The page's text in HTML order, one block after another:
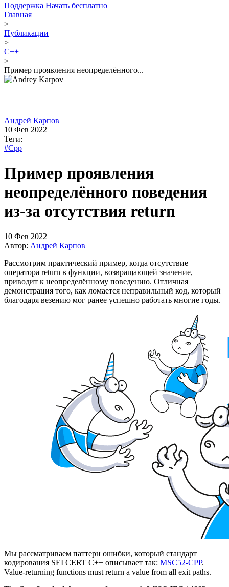
Поддержка Начать бесплатно
Главная
>
Публикации
>
C++
>
Пример проявления неопределённого...
Андрей Карпов
10 Фев 2022
Теги:
#Cpp
Пример проявления
неопределённого поведения
из-за отсутствия return
10 Фев 2022
Автор: Андрей Карпов
Рассмотрим практический пример, когда отсутствие
оператора return в функции, возвращающей значение,
приводит к неопределённому поведению. Отличная
демонстрация того, как ломается неправильный код, который
благодаря везению мог ранее успешно работать многие годы.
Мы рассматриваем паттерн ошибки, который стандарт
кодирования SEI CERT C++ описывает так: MSC52-CPP.
Value-returning functions must return a value from all exit paths.